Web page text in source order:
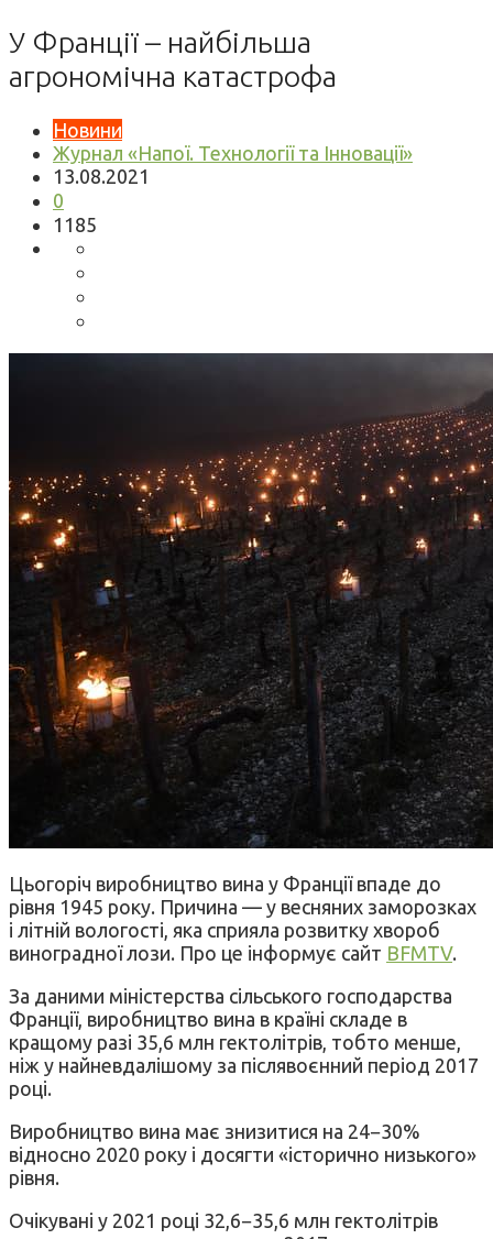
У Франції – найбільша
агрономічна катастрофа
Новини
Журнал «Напої. Технології та Інновації»
13.08.2021
0
1185
Цьогоріч виробництво вина у Франції впаде до
рівня 1945 року. Причина — у весняних заморозках
і літній вологості, яка сприяла розвитку хвороб
виноградної лози. Про це інформує сайт BFMTV.
За даними міністерства сільського господарства
Франції, виробництво вина в країні складе в
кращому разі 35,6 млн гектолітрів, тобто менше,
ніж у найневдалішому за післявоєнний період 2017
році.
Виробництво вина має знизитися на 24−30%
відносно 2020 року і досягти «історично низького»
рівня.
Очікувані у 2021 році 32,6−35,6 млн гектолітрів